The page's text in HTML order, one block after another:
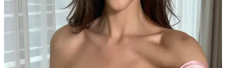
Gracie